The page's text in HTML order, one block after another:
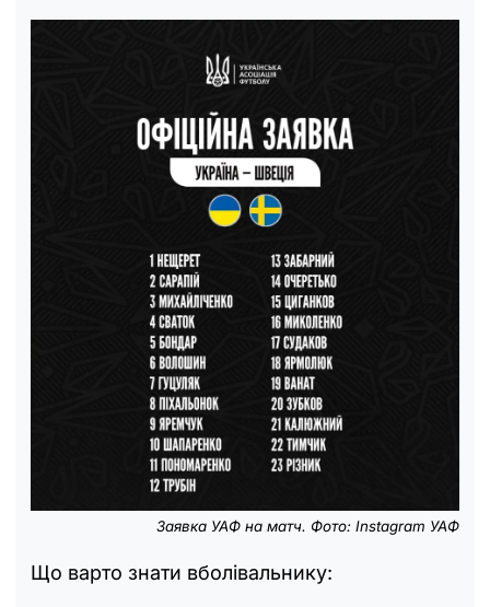
Заявка УАФ на матч. Фото: Instagram УАФ
Що варто знати вболівальнику: